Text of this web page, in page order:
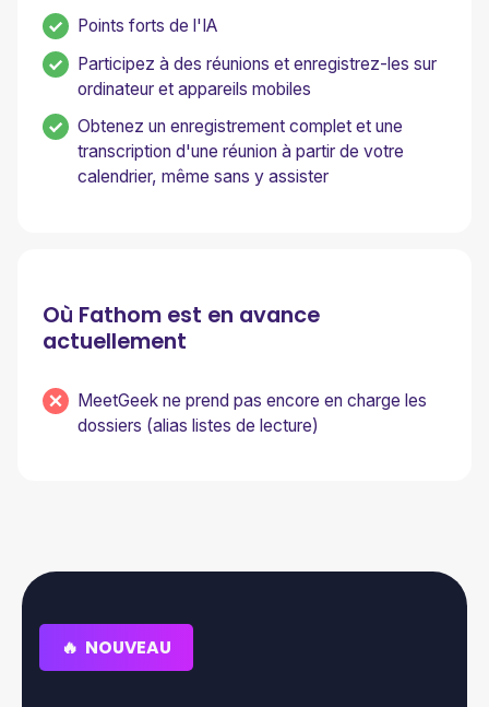
Points forts de l'IA
Participez à des réunions et enregistrez-les sur
ordinateur et appareils mobiles
Obtenez un enregistrement complet et une
transcription d'une réunion à partir de votre
calendrier, même sans y assister
Où Fathom est en avance
actuellement
MeetGeek ne prend pas encore en charge les
dossiers (alias listes de lecture)
🔥 NOUVEAU